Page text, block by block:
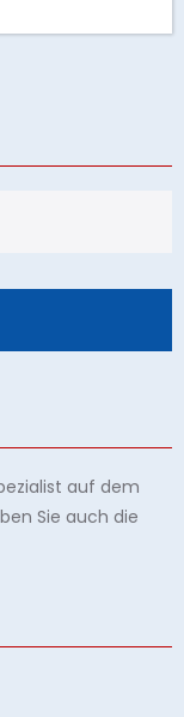
auf dem
Sie auch die